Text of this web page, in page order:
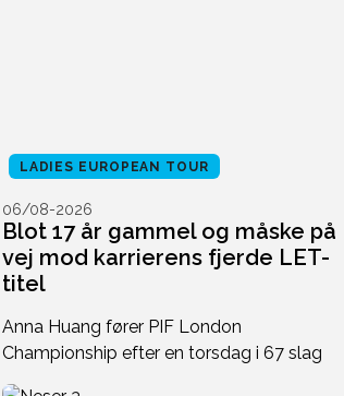
LADIES EUROPEAN TOUR
06/08-2026
Blot 17 år gammel og måske på
vej mod karrierens fjerde LET-
titel
Anna Huang fører PIF London
Championship efter en torsdag i 67 slag